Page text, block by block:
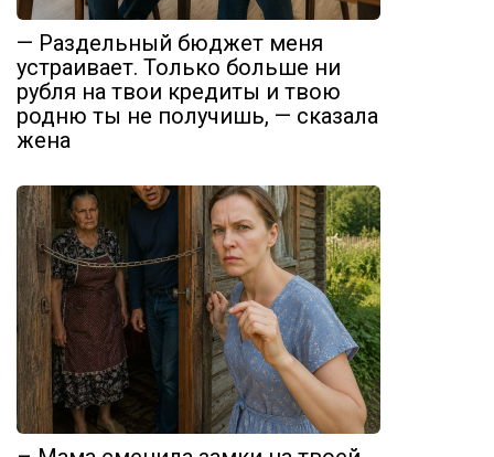
— Раздельный бюджет меня
устраивает. Только больше ни
рубля на твои кредиты и твою
родню ты не получишь, — сказала
жена